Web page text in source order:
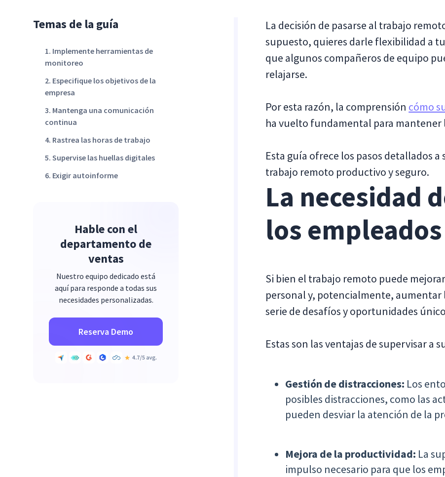
Temas de la guía
1. Implemente herramientas de
monitoreo
2. Especifique los objetivos de la
empresa
3. Mantenga una comunicación
continua
4. Rastrea las horas de trabajo
5. Supervise las huellas digitales
6. Exigir autoinforme
8. Evalúe el desempeño
9. Dirección: nómina y asistencia
10. Mantenga la privacidad y los
Hable con el
departamento de
ventas
Nuestro equipo dedicado está
aquí para responde a todas sus
necesidades personalizadas.
Reserva Demo
La decisión de pasarse al trabajo
supuesto, quieres darle flexibilidad a
que algunos compañeros de equipo
relajarse.
Por esta razón, la comprensión cómo
ha vuelto fundamental para mantener
Esta guía ofrece los pasos detallados
trabajo remoto productivo y seguro.
La necesidad
los
Si bien el trabajo remoto puede
personal y, potencialmente,
serie de desafíos y oportunidades
Estas son las ventajas de supervisar a
Gestión de distracciones: Los
posibles distracciones, como las
pueden desviar la atención de la
Mejora de la productividad: La
impulso necesario para que los